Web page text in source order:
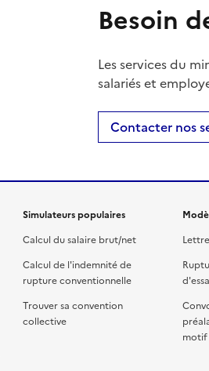
Besoin
Les services du
salariés et
Contacter nos
Simulateurs populaires
Calcul du salaire brut/net
Calcul de l'indemnité de
rupture conventionnelle
Trouver sa convention
collective
motif